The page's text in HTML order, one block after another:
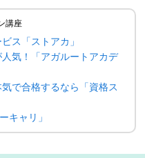
講座
ス「ストアカ」
気！「アガルートアカデ
で合格するなら「資格ス
キャリ」